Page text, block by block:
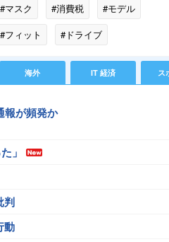
#マスク #消費税
#モデル
#フィット
#ドライブ
#インテリア
#スズキ
海外 IT 経済 ス
報が頻発か
」
判
動